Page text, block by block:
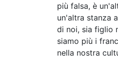
più falsa, è
un'altra stanza
di noi, sia figlio
siamo più i
nella nostra